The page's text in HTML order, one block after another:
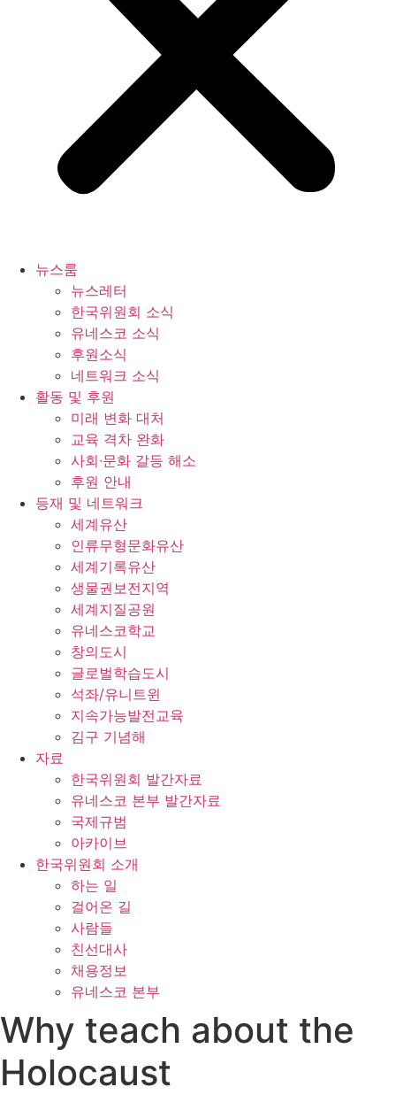
뉴스룸
뉴스레터
한국위원회 소식
유네스코 소식
후원소식
네트워크 소식
활동 및 후원
미래 변화 대처
교육 격차 완화
사회∙문화 갈등 해소
후원 안내
등재 및 네트워크
세계유산
인류무형문화유산
세계기록유산
생물권보전지역
세계지질공원
유네스코학교
창의도시
글로벌학습도시
석좌/유니트윈
지속가능발전교육
김구 기념해
자료
한국위원회 발간자료
유네스코 본부 발간자료
국제규범
아카이브
한국위원회 소개
하는 일
걸어온 길
사람들
친선대사
채용정보
유네스코 본부
Why teach about the
Holocaust